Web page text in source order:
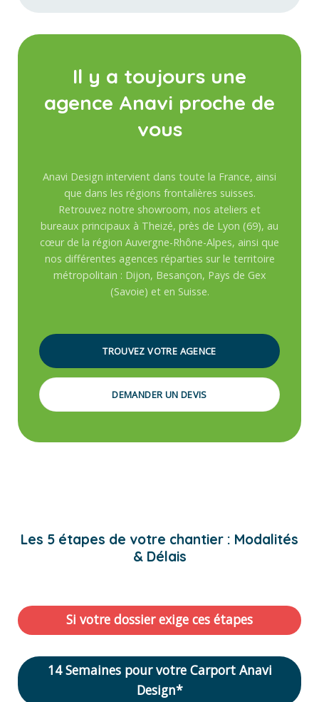
Il y a toujours une
agence Anavi proche de
vous
Anavi Design intervient dans toute la France, ainsi
que dans les régions frontalières suisses.
Retrouvez notre showroom, nos ateliers et
bureaux principaux à Theizé, près de Lyon (69), au
cœur de la région Auvergne-Rhône-Alpes, ainsi que
nos différentes agences réparties sur le territoire
métropolitain : Dijon, Besançon, Pays de Gex
(Savoie) et en Suisse.
TROUVEZ VOTRE AGENCE
DEMANDER UN DEVIS
Les 5 étapes de votre chantier : Modalités
& Délais
Si votre dossier exige ces étapes
14 Semaines pour votre Carport Anavi
Design*